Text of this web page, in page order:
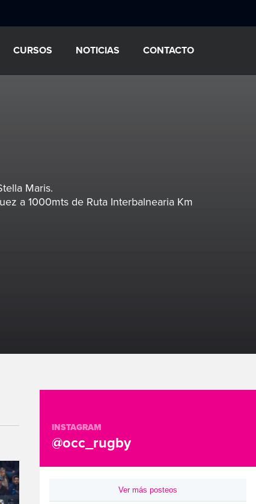
CURSOS NOTICIAS CONTACTO
Maris.
a 1000mts de Ruta Interbalnearia Km
INSTAGRAM
@occ_rugby
Ver más posteos